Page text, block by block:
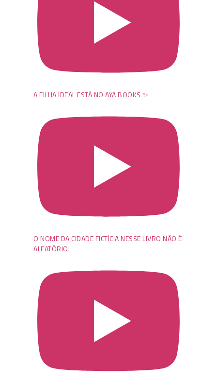
A FILHA IDEAL ESTÁ NO AYA BOOKS ✨
O NOME DA CIDADE FICTÍCIA NESSE LIVRO NÃO É
ALEATÓRIO!